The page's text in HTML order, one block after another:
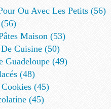
Ou Avec Les Petits (56)
Maison (53)
Cuisine (50)
Guadeloupe (49)
(48)
(45)
(45)